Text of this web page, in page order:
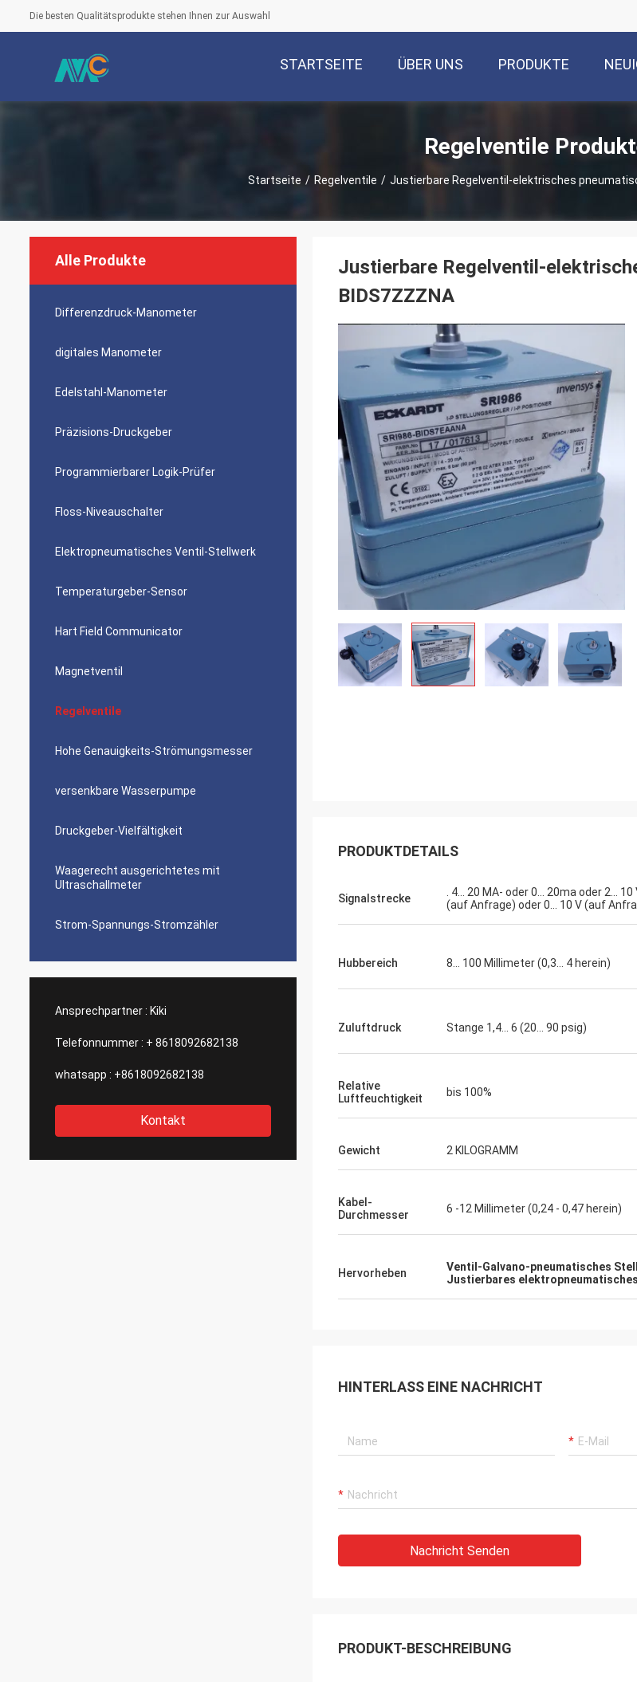
Die besten Qualitätsprodukte stehen Ihnen zur Auswahl
STARTSEITE ÜBER UNS PRODUKTE
Regelventile
Startseite / Regelventile / Justierbare Regelventil-elektrisches
Alle Produkte
Differenzdruck-Manometer
digitales Manometer
Edelstahl-Manometer
Präzisions-Druckgeber
Programmierbarer Logik-Prüfer
Floss-Niveauschalter
Elektropneumatisches Ventil-Stellwerk
Temperaturgeber-Sensor
Hart Field Communicator
Magnetventil
Regelventile
Hohe Genauigkeits-Strömungsmesser
versenkbare Wasserpumpe
Druckgeber-Vielfältigkeit
Waagerecht ausgerichtetes mit
Ultraschallmeter
Strom-Spannungs-Stromzähler
Ansprechpartner : Kiki
Telefonnummer : + 8618092682138
whatsapp : +8618092682138
Kontakt
Justierbare Regelventil-
BIDS7ZZZNA
PRODUKTDETAILS
Signalstrecke
. 4… 20 MA- oder 0… 20ma oder 2… 10
(auf Anfrage) oder 0… 10 V (auf
Hubbereich 8… 100 Millimeter (0,3… 4 herein)
Zuluftdruck Stange 1,4… 6 (20… 90 psig)
Relative
Luftfeuchtigkeit
bis 100%
Gewicht 2 KILOGRAMM
Kabel-
Durchmesser
6 -12 Millimeter (0,24 - 0,47 herein)
Hervorheben Ventil-Galvano-pneumatisches
Justierbares
HINTERLASS EINE NACHRICHT
Nachricht Senden
PRODUKT-BESCHREIBUNG